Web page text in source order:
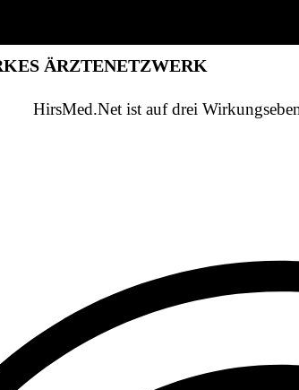
ÄRZTENETZWERK
HirsMed.Net ist auf drei